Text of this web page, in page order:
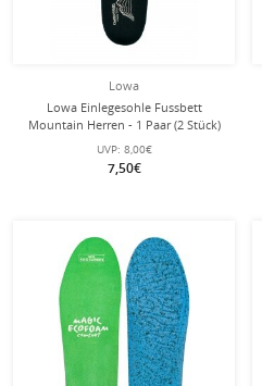
Lowa
Lowa Einlegesohle Fussbett
Mountain Herren - 1 Paar (2 Stück)
UVP: 8,00€
7,50€